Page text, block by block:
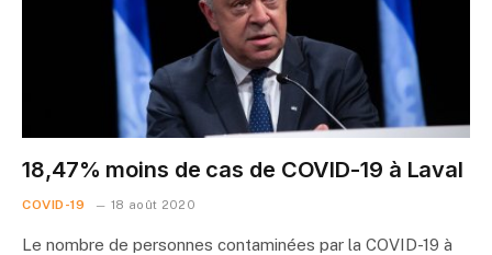
18,47% moins de cas de COVID-19 à Laval
COVID-19 18 août 2020
Le nombre de personnes contaminées par la COVID-19 à